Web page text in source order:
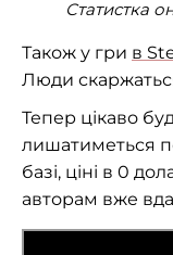
Статистка
Також у гри в
Люди
Тепер цікаво
лишатиметься
базі, ціні в 0
авторам вже